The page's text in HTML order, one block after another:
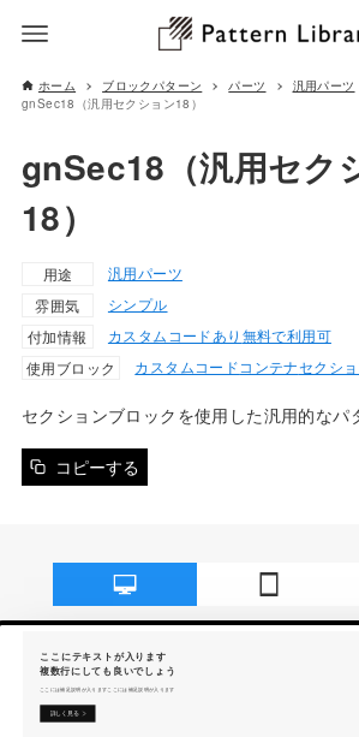
ホーム ブロックパターン パーツ
汎用パーツ
gnSec18（汎用セクション18）
gnSec18（汎用セク
18）
用途
汎用パーツ
雰囲気
シンプル
付加情報
カスタムコードあり 無料で利用可
使用ブロック
カスタムコードコンテナセクシ
セクションブロックを使用した汎用的なパ
コピーする